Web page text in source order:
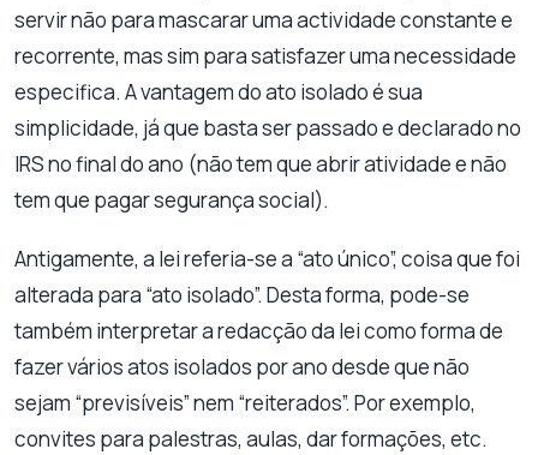
servir não para mascarar uma actividade constante e
recorrente, mas sim para satisfazer uma necessidade
especifica. A vantagem do ato isolado é sua
simplicidade, já que basta ser passado e declarado no
IRS no final do ano (não tem que abrir atividade e não
tem que pagar segurança social).
Antigamente, a lei referia-se a “ato único”, coisa que foi
alterada para “ato isolado”. Desta forma, pode-se
também interpretar a redacção da lei como forma de
fazer vários atos isolados por ano desde que não
sejam “previsíveis” nem “reiterados”. Por exemplo,
convites para palestras, aulas, dar formações, etc.